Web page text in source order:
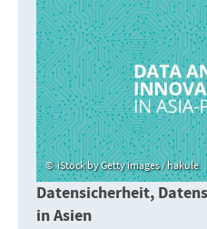
iStock by Getty images / hakule
Datensicherheit,
in Asien